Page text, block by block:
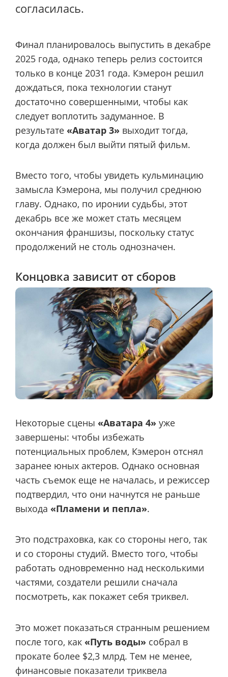
согласилась.
Финал планировалось выпустить в декабре
2025 года, однако теперь релиз состоится
только в конце 2031 года. Кэмерон решил
дождаться, пока технологии станут
достаточно совершенными, чтобы как
следует воплотить задуманное. В
результате «Аватар 3» выходит тогда,
когда должен был выйти пятый фильм.
Вместо того, чтобы увидеть кульминацию
замысла Кэмерона, мы получил среднюю
главу. Однако, по иронии судьбы, этот
декабрь все же может стать месяцем
окончания франшизы, поскольку статус
продолжений не столь однозначен.
Концовка зависит от сборов
Некоторые сцены «Аватара 4» уже
завершены: чтобы избежать
потенциальных проблем, Кэмерон отснял
заранее юных актеров. Однако основная
часть съемок еще не началась, и режиссер
подтвердил, что они начнутся не раньше
выхода «Пламени и пепла».
Это подстраховка, как со стороны него, так
и со стороны студий. Вместо того, чтобы
работать одновременно над несколькими
частями, создатели решили сначала
посмотреть, как покажет себя триквел.
Это может показаться странным решением
после того, как «Путь воды» собрал в
прокате более $2,3 млрд. Тем не менее,
финансовые показатели триквела